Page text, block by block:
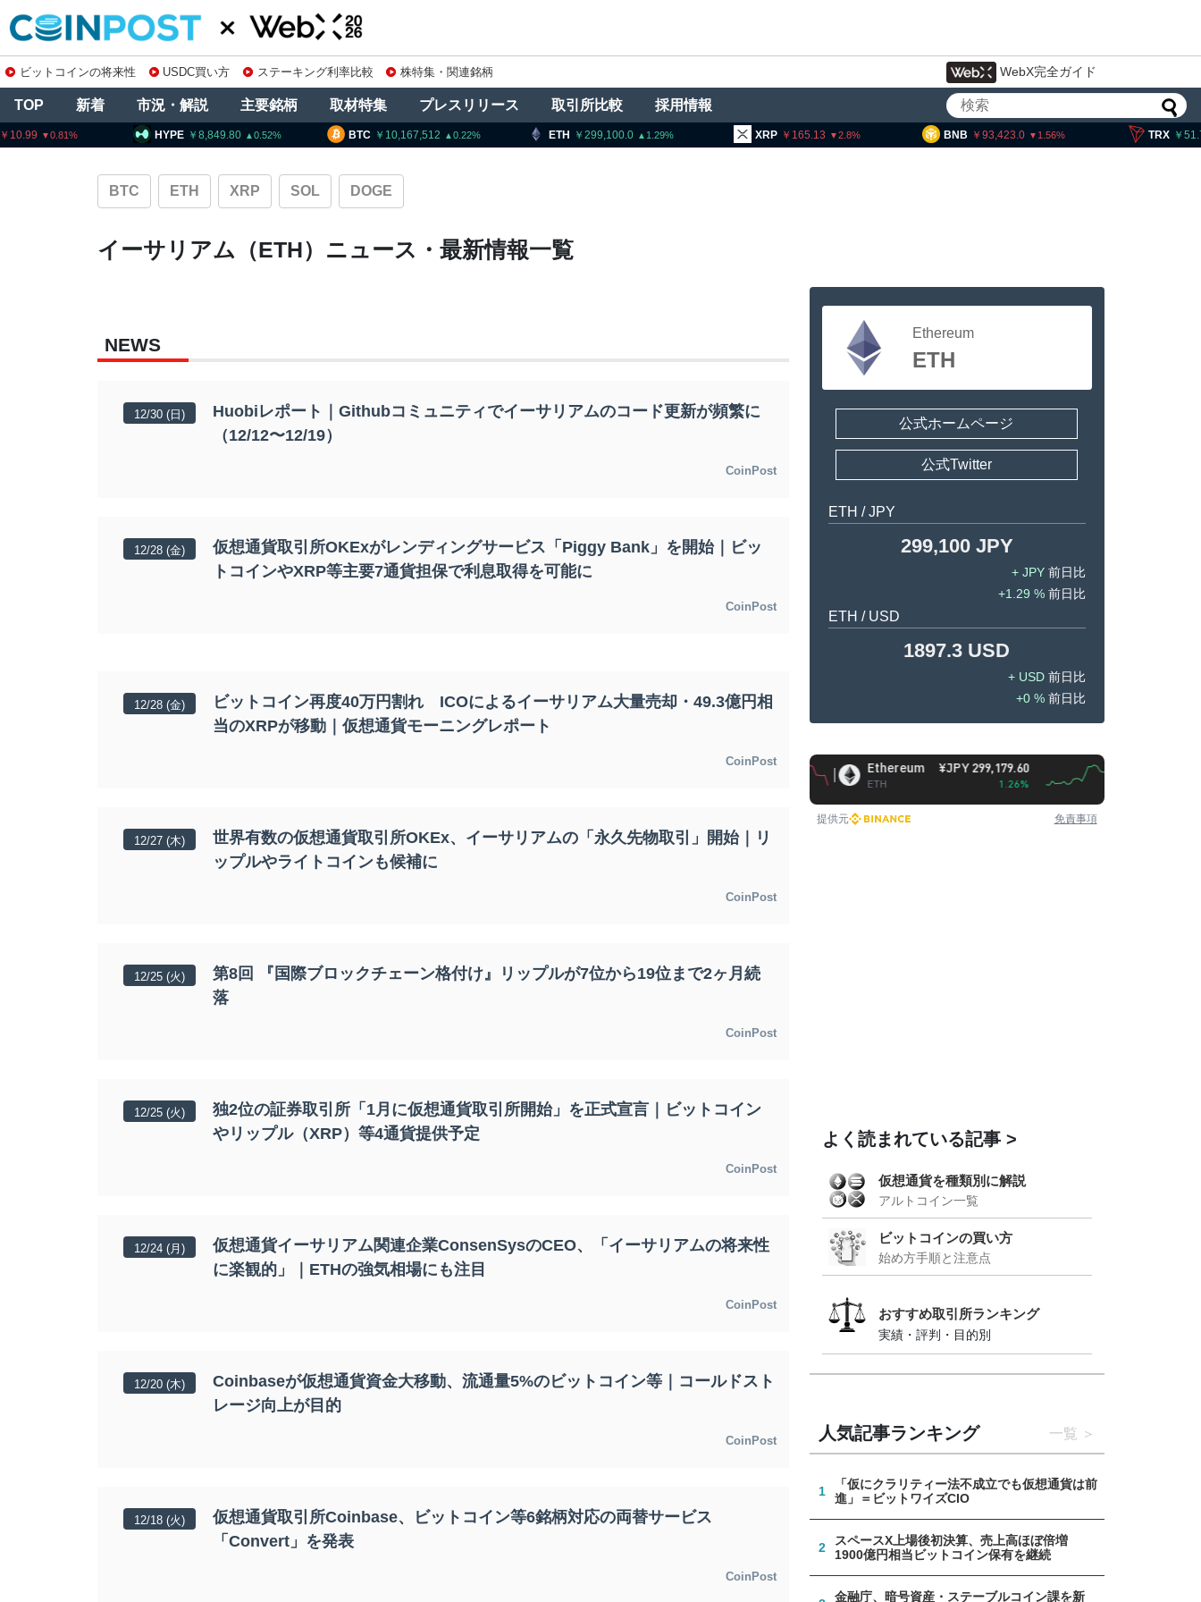
ビットコインの将来性 USDC買い方 ステーキング利率比較 株特集・関連銘柄 WebX完全ガイド
TOP 新着 市況・解説 主要銘柄 取材特集 プレスリリース 取引所比較 採用情報
BTC 10,167,512 0.22 ETH 299,100.0 1.29 XRP 165.13 2.8 BNB 93,423.0 1.56 TRX 51.74
HYPE 8,849.80 0.52
BTC ETH XRP SOL DOGE
イーサリアム（ETH）ニュース・最新情報一覧
NEWS
12/30 (日)
Huobiレポート｜Githubコミュニティでイーサリアムのコード更新が頻繁に
（12/12〜12/19）
CoinPost
12/28 (金)
仮想通貨取引所OKExがレンディングサービス「Piggy Bank」を開始｜ビッ
トコインやXRP等主要7通貨担保で利息取得を可能に
CoinPost
12/28 (金)
ビットコイン再度40万円割れ ICOによるイーサリアム大量売却・49.3億円相
当のXRPが移動｜仮想通貨モーニングレポート
CoinPost
12/27 (木)
世界有数の仮想通貨取引所OKEx、イーサリアムの「永久先物取引」開始｜リ
ップルやライトコインも候補に
CoinPost
12/25 (火)
第8回 『国際ブロックチェーン格付け』リップルが7位から19位まで2ヶ月続
落
CoinPost
12/25 (火)
独2位の証券取引所「1月に仮想通貨取引所開始」を正式宣言｜ビットコイン
やリップル（XRP）等4通貨提供予定
CoinPost
12/24 (月)
仮想通貨イーサリアム関連企業ConsenSysのCEO、「イーサリアムの将来性
に楽観的」｜ETHの強気相場にも注目
CoinPost
12/20 (木)
Coinbaseが仮想通貨資金大移動、流通量5%のビットコイン等｜コールドスト
レージ向上が目的
CoinPost
12/18 (火)
仮想通貨取引所Coinbase、ビットコイン等6銘柄対応の両替サービス
「Convert」を発表
CoinPost
Ethereum
ETH
公式ホームページ
公式Twitter
ETH / JPY
299,100 JPY
JPY
1.29 %
ETH / USD
1897.3 USD
USD
0 %
Ethereum ¥JPY 299,179.60 BNB
提供元 免責事項
よく読まれている記事
仮想通貨を種類別に解説
アルトコイン一覧
ビットコインの買い方
始め方手順と注意点
おすすめ取引所ランキング
実績・評判・目的別
人気記事ランキング 一覧
1
「仮にクラリティー法不成立でも仮想通貨は前
進」＝ビットワイズCIO
2
スペースX上場後初決算、売上高ほぼ倍増
1900億円相当ビットコイン保有を継続
金融庁、暗号資産・ステーブルコイン課を新